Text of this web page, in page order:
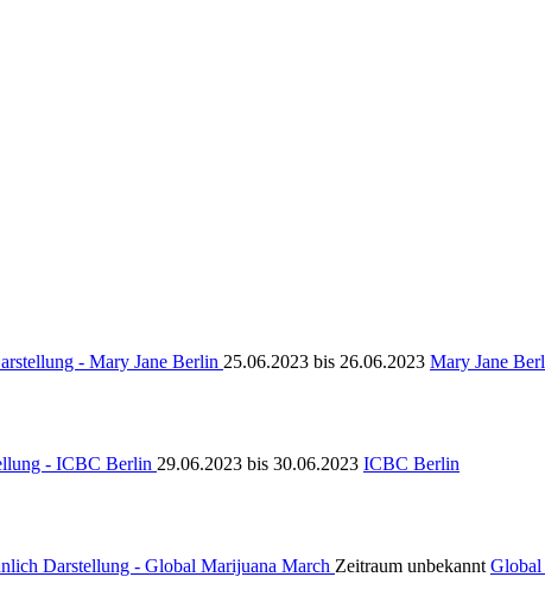
25.06.2023 bis 26.06.2023 Mary Jane
29.06.2023 bis 30.06.2023 ICBC Berlin
Zeitraum unbekannt Global